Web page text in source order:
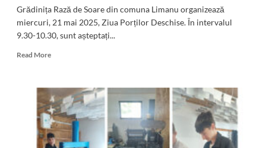
competiție
Grădinița Rază de Soare din comuna Limanu organizează
miercuri, 21 mai 2025, Ziua Porților Deschise. În intervalul
9.30-10.30, sunt așteptați...
Read MoreRead
Ziua
Porților
Deschise
la
Grădinița
Rază